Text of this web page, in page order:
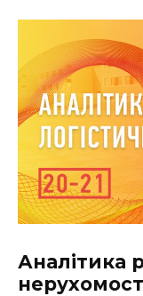
Аналітика